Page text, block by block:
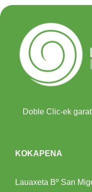
Doble Clic-ek
KOKAPENA
Lauaxeta Bº San